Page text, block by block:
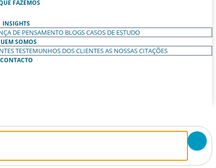
FAZEMOS
INSIGHTS
DE PENSAMENTO BLOGSCASOS DE ESTUDO
SOMOS
TESTEMUNHOS DOS CLIENTESAS NOSSAS CITAÇÕES
CONTACTO